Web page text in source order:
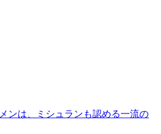
ンは、ミシュランも認める一流の